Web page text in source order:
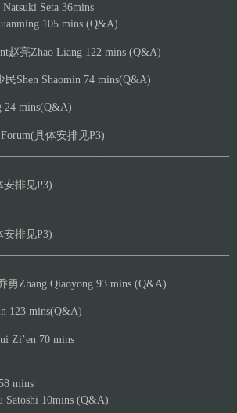
Seta 36mins
105 mins (Q&A)
赵亮Zhao Liang 122 mins (Q&A)
Shen Shaomin 74 mins(Q&A)
24 mins(Q&A)
具体安排见P3)
安排见P3)
安排见P3)
勇Zhang Qiaoyong 93 mins (Q&A)
123 mins(Q&A)
Zi’en 70 mins
mins
Satoshi 10mins (Q&A)